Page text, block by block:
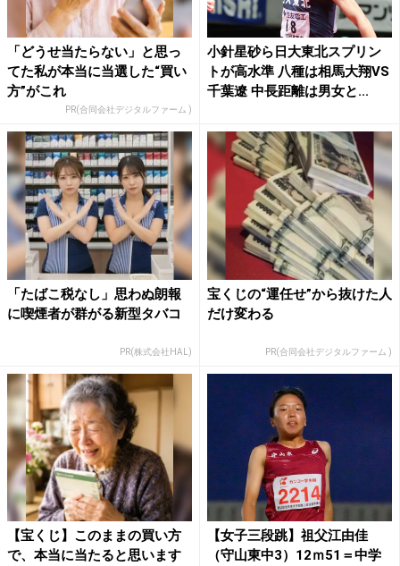
「どうせ当たらない」と思っ
てた私が本当に当選した“買い
方”がこれ
PR(合同会社デジタルファーム )
小針星砂ら日大東北スプリン
トが高水準 八種は相馬大翔VS
千葉遼 中長距離は男女と...
「たばこ税なし」思わぬ朗報
に喫煙者が群がる新型タバコ
PR(株式会社HAL)
宝くじの“運任せ”から抜けた人
だけ変わる
PR(合同会社デジタルファーム )
【宝くじ】このままの買い方
で、本当に当たると思います
【女子三段跳】祖父江由佳
（守山東中3）12ｍ51＝中学